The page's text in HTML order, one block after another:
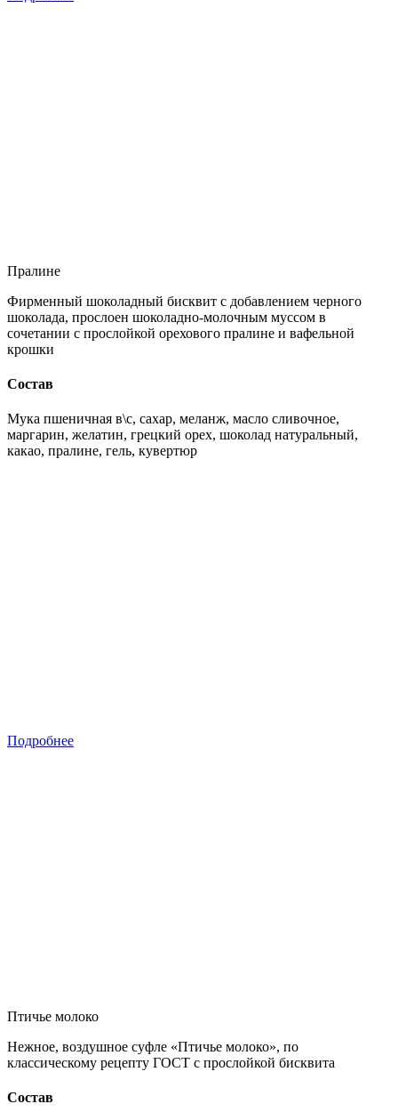
Пралине
Фирменный шоколадный бисквит с добавлением черного
шоколада, прослоен шоколадно-молочным муссом в
сочетании с прослойкой орехового пралине и вафельной
крошки
Состав
Мука пшеничная в\с, сахар, меланж, масло сливочное,
маргарин, желатин, грецкий орех, шоколад натуральный,
какао, пралине, гель, кувертюр
Подробнее
Птичье молоко
Нежное, воздушное суфле «Птичье молоко», по
классическому рецепту ГОСТ с прослойкой бисквита
Состав